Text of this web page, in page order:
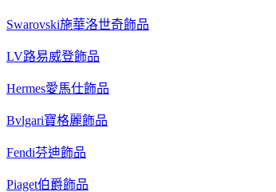
Swarovski施華洛世奇飾品
LV路易威登飾品
Hermes愛馬仕飾品
Bvlgari寶格麗飾品
Fendi芬迪飾品
Piaget伯爵飾品